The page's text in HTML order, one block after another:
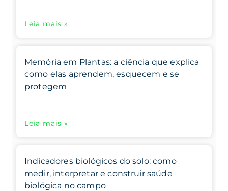
Leia mais »
Memória em Plantas: a ciência que explica
como elas aprendem, esquecem e se
protegem
Leia mais »
Indicadores biológicos do solo: como
medir, interpretar e construir saúde
biológica no campo